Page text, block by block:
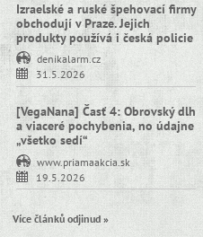
Izraelské a ruské špehovací firmy
obchodují v Praze. Jejich
produkty používá i česká policie
denikalarm.cz
31.5.2026
[VegaNana] Časť 4: Obrovský dlh
a viaceré pochybenia, no údajne
„všetko sedí“
www.priamaakcia.sk
19.5.2026
Více článků odjinud »